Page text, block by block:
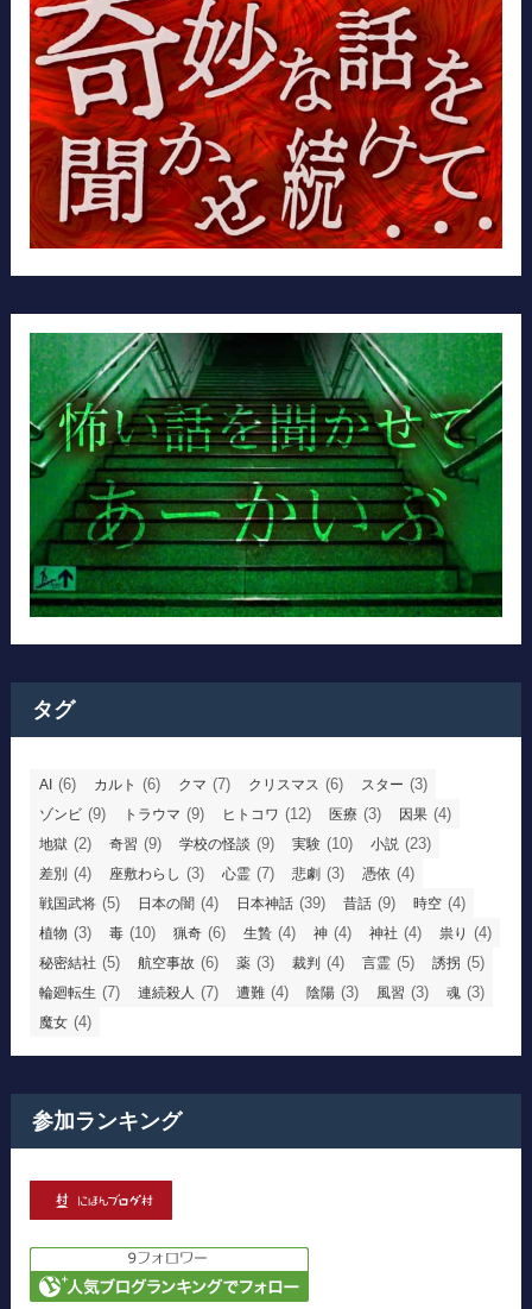
タグ
AI (6) カルト (6) クマ (7) クリスマス (6) スター (3)
ゾンビ (9) トラウマ (9) ヒトコワ (12) 医療 (3) 因果 (4)
地獄 (2) 奇習 (9) 学校の怪談 (9) 実験 (10) 小説 (23)
差別 (4) 座敷わらし (3) 心霊 (7) 悲劇 (3) 憑依 (4)
戦国武将 (5) 日本の闇 (4) 日本神話 (39) 昔話 (9) 時空 (4)
植物 (3) 毒 (10) 猟奇 (6) 生贄 (4) 神 (4) 神社 (4) 祟り (4)
秘密結社 (5) 航空事故 (6) 薬 (3) 裁判 (4) 言霊 (5) 誘拐 (5)
輪廻転生 (7) 連続殺人 (7) 遭難 (4) 陰陽 (3) 風習 (3) 魂 (3)
魔女 (4)
参加ランキング